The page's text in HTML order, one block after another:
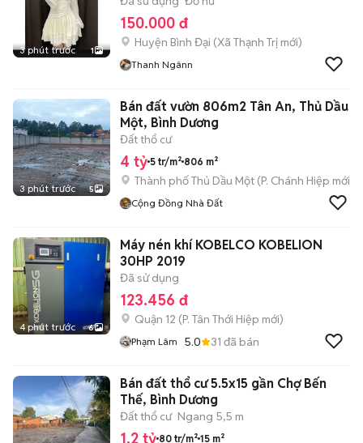
3 phút trước 1
150.000 đ
Huyện Bình Đại (Xã Thạnh Trị mới)
Thanh Ngânn
3 phút trước 5
Bán đất vườn 806m2 Tân An, Thủ Dầu
Một, Bình Dương
Đất thổ cư
4 tỷ 5 tr/m² 806 m²
Thành phố Thủ Dầu Một (P. Chánh Hiệp mới)
Cộng Đồng Nhà Đất
4 phút trước 6
Máy nén khí KOBELCO KOBELION
30HP 2019
Đã sử dụng
123.456 đ
Quận 12 (P. Tân Thới Hiệp mới)
Phạm Lâm 5.0 31 đã bán
Bán đất thổ cư 5.5x15 gần Chợ Bến
Thế, Bình Dương
Đất thổ cư Ngang 5,5 m
1,2 tỷ 80 tr/m² 15 m²